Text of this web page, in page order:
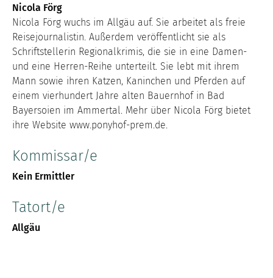
Nicola Förg
Nicola Förg wuchs im Allgäu auf. Sie arbeitet als freie
Reisejournalistin. Außerdem veröffentlicht sie als
Schriftstellerin Regionalkrimis, die sie in eine Damen-
und eine Herren-Reihe unterteilt. Sie lebt mit ihrem
Mann sowie ihren Katzen, Kaninchen und Pferden auf
einem vierhundert Jahre alten Bauernhof in Bad
Bayersoien im Ammertal. Mehr über Nicola Förg bietet
ihre Website www.ponyhof-prem.de.
Kommissar/e
Kein Ermittler
Tatort/e
Allgäu